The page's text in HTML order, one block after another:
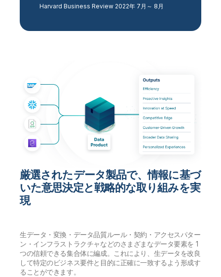
Harvard Business Review 2022年 7月～ 8月
厳選されたデータ製品で、情報に基づ
いた意思決定と戦略的な取り組みを実
現
生データ・変換・データ品質ルール・契約・アクセスパター
ン・インフラストラクチャなどのさまざまなデータ要素を 1
つの信頼できる集合体に編成。これにより、生データを改良
して特定のビジネス要件と目的に正確に一致するよう形成す
ることができます。